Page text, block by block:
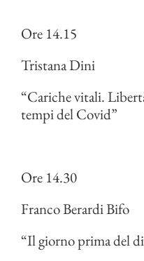
Ore 14.15
Tristana Dini
“Cariche vitali.
tempi del Covid”
Ore 14.30
Franco Berardi Bifo
“Il giorno prima del